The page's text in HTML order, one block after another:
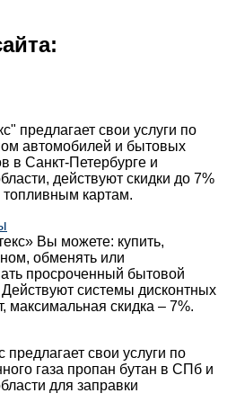
предлагает свои услуги по
автомобилей и бытовых
в Санкт-Петербурге и
действуют скидки до 7%
картам.
Вы можете: купить,
обменять или
просроченный бытовой
системы дисконтных
максимальная скидка – 7%.
свои услуги по
газа пропан бутан в СПб и
для заправки